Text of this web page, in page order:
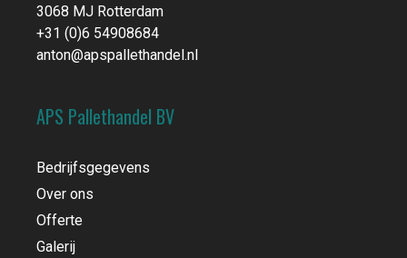
3068 MJ Rotterdam
+31 (0)6 54908684
anton@apspallethandel.nl
APS Pallethandel BV
Bedrijfsgegevens
Over ons
Offerte
Galerij